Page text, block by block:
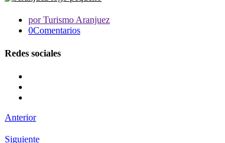
por Turismo Aranjuez
0Comentarios
Redes sociales
Anterior
Siguiente